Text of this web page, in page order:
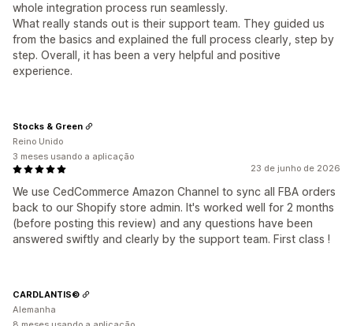
whole integration process run seamlessly.
What really stands out is their support team. They guided us
from the basics and explained the full process clearly, step by
step. Overall, it has been a very helpful and positive
experience.
23 de junho de 2026
We use CedCommerce Amazon Channel to sync all FBA orders
back to our Shopify store admin. It's worked well for 2 months
(before posting this review) and any questions have been
answered swiftly and clearly by the support team. First class !
Stocks & Green
Reino Unido
3 meses usando a aplicação
CARDLANTIS©
Alemanha